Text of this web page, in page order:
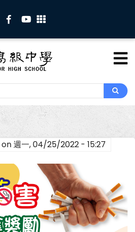
on週一, 04/25/2022 - 15:27